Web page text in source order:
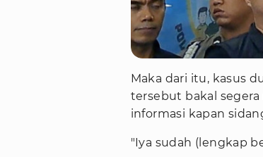
Maka dari itu, kasus
tersebut bakal
informasi kapan
"Iya sudah (lengkap